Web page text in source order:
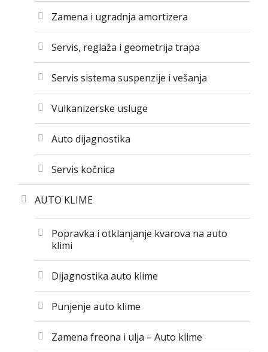
Zamena i ugradnja amortizera
Servis, reglaža i geometrija trapa
Servis sistema suspenzije i vešanja
Vulkanizerske usluge
Auto dijagnostika
Servis kočnica
AUTO KLIME
Popravka i otklanjanje kvarova na auto
klimi
Dijagnostika auto klime
Punjenje auto klime
Zamena freona i ulja – Auto klime